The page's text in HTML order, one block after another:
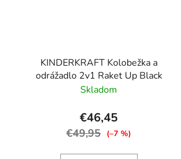
KINDERKRAFT Kolobežka a
odrážadlo 2v1 Raket Up Black
Skladom
€46,45
€49,95 (–7 %)